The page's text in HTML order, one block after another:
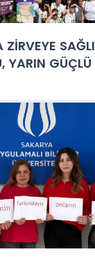
YARIN